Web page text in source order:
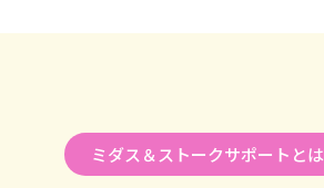
ミダス＆ストークサポートとは